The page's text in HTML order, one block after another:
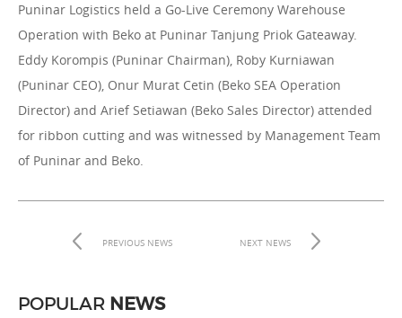
Puninar Logistics held a Go-Live Ceremony Warehouse
Operation with Beko at Puninar Tanjung Priok Gateaway.
Eddy Korompis (Puninar Chairman), Roby Kurniawan
(Puninar CEO), Onur Murat Cetin (Beko SEA Operation
Director) and Arief Setiawan (Beko Sales Director) attended
for ribbon cutting and was witnessed by Management Team
of Puninar and Beko.
PREVIOUS NEWS NEXT NEWS
POPULAR NEWS